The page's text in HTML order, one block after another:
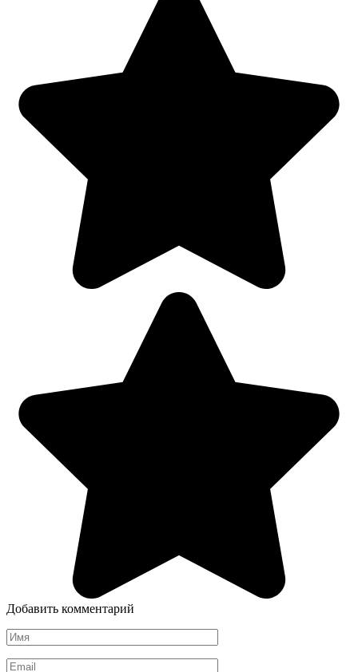
Добавить комментарий
Имя
*
Email